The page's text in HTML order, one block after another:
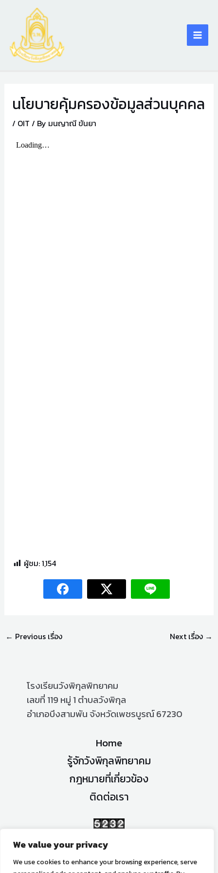
We value your privacy
We use cookies to enhance your browsing experience, serve
นโยบายคุ้มครองข้อมูลส่วนบุคคล
/ OIT / By มนญาณี ขันยา
ผู้ชม:1,154
← Previous เรื่อง Next เรื่อง →
โรงเรียนวังพิกุลพิทยาคม
เลขที่ 119 หมู่ 1 ตำบลวังพิกุล
อำเภอบึงสามพัน จังหวัดเพชรบูรณ์ 67230
Home
รู้จักวังพิกุลพิทยาคม
กฎหมายที่เกี่ยวข้อง
ติดต่อเรา
จำนวนผู้เข้าชม